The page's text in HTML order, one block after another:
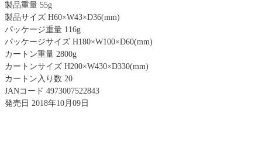
製品重量 55g
製品サイズ H60×W43×D36(mm)
パッケージ重量 116g
パッケージサイズ H180×W100×D60(mm)
カートン重量 2800g
カートンサイズ H200×W430×D330(mm)
カートン入り数 20
JANコード 4973007522843
発売日 2018年10月09日